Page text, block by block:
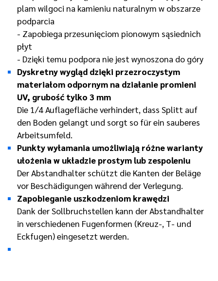
plam wilgoci na kamieniu naturalnym w obszarze
podparcia
- Zapobiega przesunięciom pionowym sąsiednich
płyt
- Dzięki temu podpora nie jest wynoszona do góry
Dyskretny wygląd dzięki przezroczystym
materiałom odpornym na działanie promieni
UV, grubość tylko 3 mm
Die 1/4 Auflagefläche verhindert, dass Splitt auf
den Boden gelangt und sorgt so für ein sauberes
Arbeitsumfeld.
Punkty wyłamania umożliwiają różne warianty
ułożenia w układzie prostym lub zespoleniu
Der Abstandhalter schützt die Kanten der Beläge
vor Beschädigungen während der Verlegung.
Zapobieganie uszkodzeniom krawędzi
Dank der Sollbruchstellen kann der Abstandhalter
in verschiedenen Fugenformen (Kreuz-, T- und
Eckfugen) eingesetzt werden.